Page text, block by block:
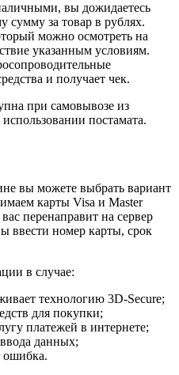
вы дожидаетесь
сумму за товар в рублях.
можно осмотреть на
указанным условиям.
и получает чек.
при самовывозе из
постамата.
вы можете выбрать вариант
карты Visa и Master
перенаправит на сервер
ввести номер карты, срок
в случае:
технологию 3D-Secure;
для покупки;
платежей в интернете;
данных;
ошибка.